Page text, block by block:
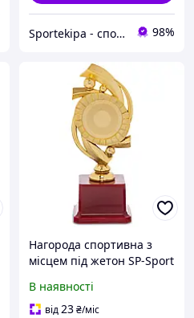
Sportekipa - спортивні товари 98%
Нагорода спортивна з
місцем під жетон SP-Sport
В наявності
від23₴/міс